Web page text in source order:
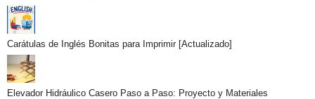
Carátulas de Inglés Bonitas para Imprimir [Actualizado]
Elevador Hidráulico Casero Paso a Paso: Proyecto y Materiales